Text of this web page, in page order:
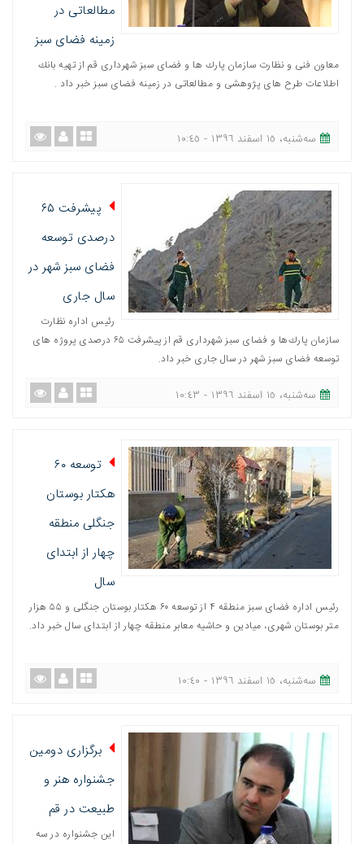
مطالعاتی در
زمينه فضای سبز
معاون فنی و نظارت سازمان پارك ها و فضای سبز شهرداری قم از تهیه بانك
اطلاعات طرح های پژوهشی و مطالعاتی در زمینه فضای سبز خبر داد .
ﺳﻪشنبه، ١٥ اسفند ١٣٩٦ - ١٠:٤٥
پيشرفت ۶۵
درصدی توسعه
فضای سبز شهر در
سال جاری
رئیس اداره نظارت
سازمان پارك‌ها و فضای سبز شهرداری قم از پیشرفت ۶۵ درصدی پروژه های
توسعه فضای سبز شهر در سال جاری خبر داد.
ﺳﻪشنبه، ١٥ اسفند ١٣٩٦ - ١٠:٤٣
توسعه ۶۰
هكتار بوستان
جنگلی منطقه
چهار از ابتدای
سال
رئیس اداره فضای سبز منطقه ۴ از توسعه ۶۰ هكتار بوستان جنگلی و ۵۵ هزار
متر بوستان شهری، میادین و حاشیه معابر منطقه چهار از ابتدای سال خبر داد.
ﺳﻪشنبه، ١٥ اسفند ١٣٩٦ - ١٠:٤٠
برگزاری دومين
جشنواره هنر و
طبيعت در قم
این جشنواره در سه